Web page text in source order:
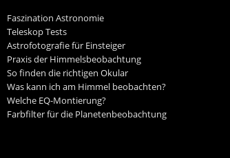
Faszination Astronomie
Teleskop Tests
Astrofotografie für Einsteiger
Praxis der Himmelsbeobachtung
So finden die richtigen Okular
Was kann ich am Himmel beobachten?
Welche EQ-Montierung?
Farbfilter für die Planetenbeobachtung